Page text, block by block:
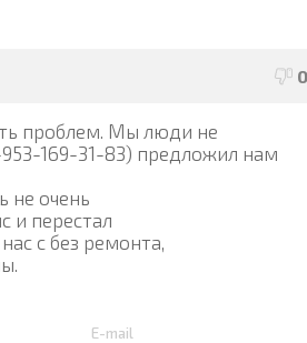
0
проблем. Мы люди не
169-31-83) предложил нам
не очень
и перестал
с без ремонта,
E-mail